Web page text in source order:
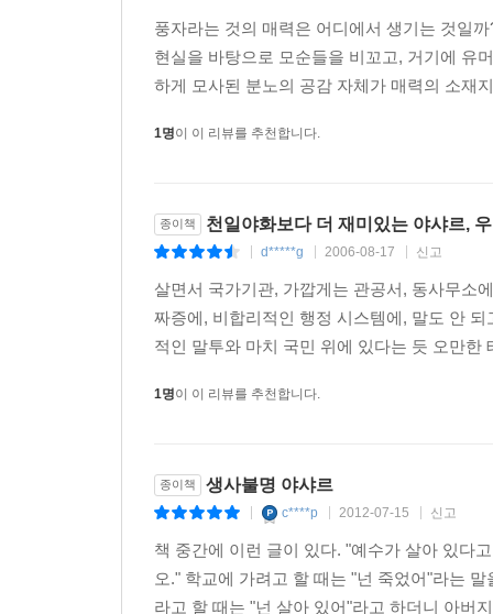
스물한 개의 에피소드로 남은 사나이, 야샤르 야
‘읽혀지는 소설’이 아닌 ‘구연되는 이야기’에
감방동료들에게 이야기를 들려주는 장면과 중간
풍자라는 것의 매력은 어디에서 생기는 것일
현실을 바탕으로 모순들을 비꼬고, 거기에 유
하게 모사된 분노의 공감 자체가 매력의 소재
1명이 이 리뷰를 추천합니다.
종이책 천일야화보다 더 재미있는 야샤르,
d*****g 2006-08-17 신고
살면서 국가기관, 가깝게는 관공서, 동사무소
짜증에, 비합리적인 행정 시스템에, 말도 안
적인 말투와 마치 국민 위에 있다는 듯 오만
1명이 이 리뷰를 추천합니다.
종이책 생사불명 야샤르
c****p 2012-07-15 신고
책 중간에 이런 글이 있다. "예수가 살아 있다
오." 학교에 가려고 할 때는 "넌 죽었어"라는
라고 할 때는 "넌 살아 있어"라고 하더니 아버